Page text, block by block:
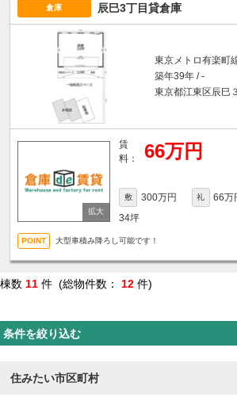
倉庫 辰巳3丁目貸倉庫
東京メトロ有楽町
築年39年 / -
東京都江東区辰巳
賃
料：
66万円
敷 300万円 礼
66万
34坪
大型車積み降ろし可能です！
棟数 11 件 (総物件数： 12 件)
条件を絞り込む
住みたい市区町村